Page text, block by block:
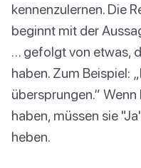
kennenzulernen. Die
beginnt mit der
… gefolgt von etwas,
haben. Zum Beispiel:
übersprungen.“
haben, müssen sie
heben.